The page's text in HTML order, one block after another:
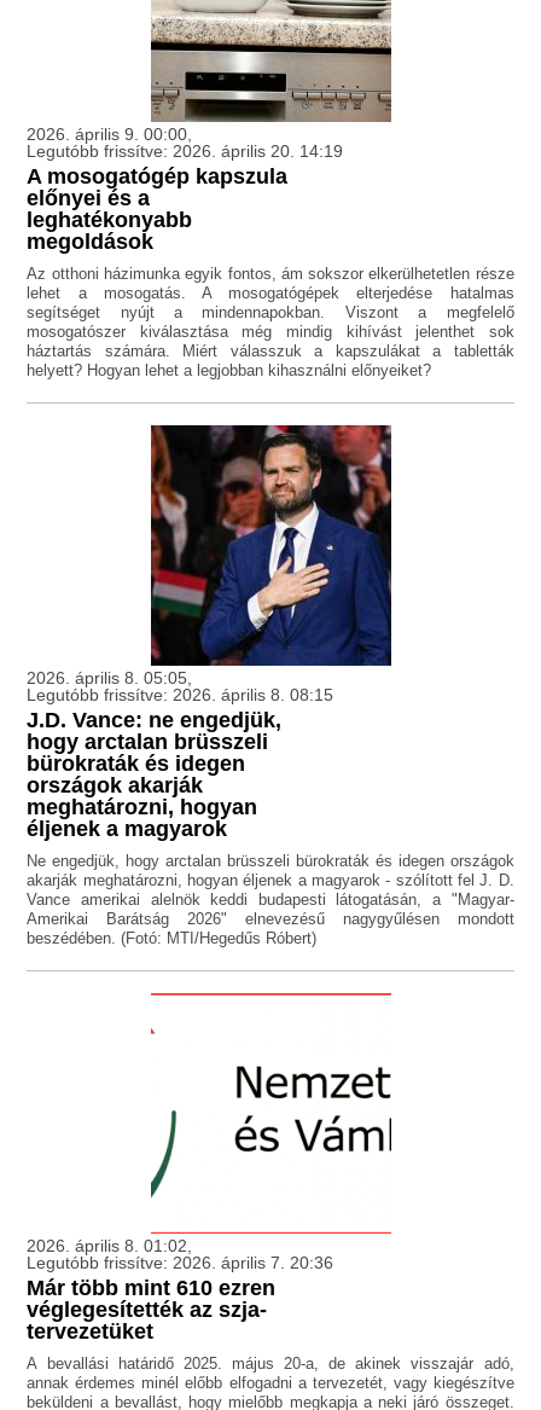
2026. április 9. 00:00,
Legutóbb frissítve: 2026. április 20. 14:19
A mosogatógép kapszula
előnyei és a
leghatékonyabb
megoldások
Az otthoni házimunka egyik fontos, ám sokszor elkerülhetetlen része
lehet a mosogatás. A mosogatógépek elterjedése hatalmas
segítséget nyújt a mindennapokban. Viszont a megfelelő
mosogatószer kiválasztása még mindig kihívást jelenthet sok
háztartás számára. Miért válasszuk a kapszulákat a tabletták
helyett? Hogyan lehet a legjobban kihasználni előnyeiket?
2026. április 8. 05:05,
Legutóbb frissítve: 2026. április 8. 08:15
J.D. Vance: ne engedjük,
hogy arctalan brüsszeli
bürokraták és idegen
országok akarják
meghatározni, hogyan
éljenek a magyarok
Ne engedjük, hogy arctalan brüsszeli bürokraták és idegen országok
akarják meghatározni, hogyan éljenek a magyarok - szólított fel J. D.
Vance amerikai alelnök keddi budapesti látogatásán, a "Magyar-
Amerikai Barátság 2026" elnevezésű nagygyűlésen mondott
beszédében. (Fotó: MTI/Hegedűs Róbert)
2026. április 8. 01:02,
Legutóbb frissítve: 2026. április 7. 20:36
Már több mint 610 ezren
véglegesítették az szja-
tervezetüket
A bevallási határidő 2025. május 20-a, de akinek visszajár adó,
annak érdemes minél előbb elfogadni a tervezetét, vagy kiegészítve
beküldeni a bevallást, hogy mielőbb megkapja a neki járó összeget.